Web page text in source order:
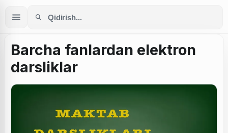
Barcha fanlardan elektron
darsliklar